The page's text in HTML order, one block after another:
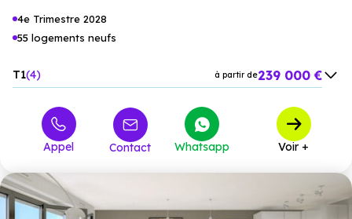
4e Trimestre 2028
55 logements neufs
T1 4 à partir de239 000 €
à partir de 410 000 €
à partir de 463 000 €
T5 3 à partir de580 000 €
Appel Contact Whatsapp Voir +